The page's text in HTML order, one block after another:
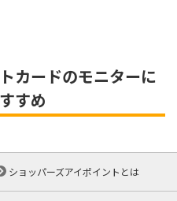
カードのモニターに
すめ
ショッパーズアイポイントとは